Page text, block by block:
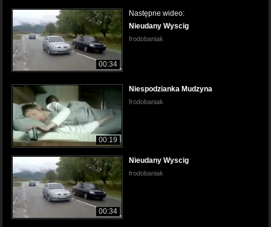
00:34
Następne wideo:
Nieudany Wyscig
frodobaniak
00:19
Niespodzianka Mudzyna
frodobaniak
00:34
Nieudany Wyscig
frodobaniak